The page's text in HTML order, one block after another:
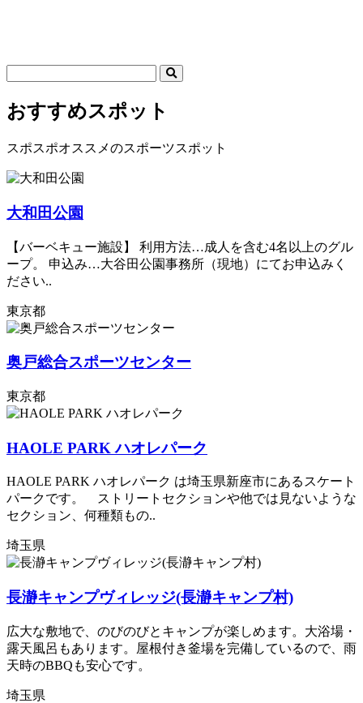
おすすめスポット
スポスポオススメのスポーツスポット
大和田公園
【バーベキュー施設】 利用方法…成人を含む4名以上のグル
ープ。 申込み…大谷田公園事務所（現地）にてお申込みく
ださい..
東京都
奥戸総合スポーツセンター
東京都
HAOLE PARK ハオレパーク
HAOLE PARK ハオレパーク は埼玉県新座市にあるスケート
パークです。 ストリートセクションや他では見ないような
セクション、何種類もの..
埼玉県
長瀞キャンプヴィレッジ(長瀞キャンプ村)
広大な敷地で、のびのびとキャンプが楽しめます。大浴場・
露天風呂もあります。屋根付き釜場を完備しているので、雨
天時のBBQも安心です。
埼玉県